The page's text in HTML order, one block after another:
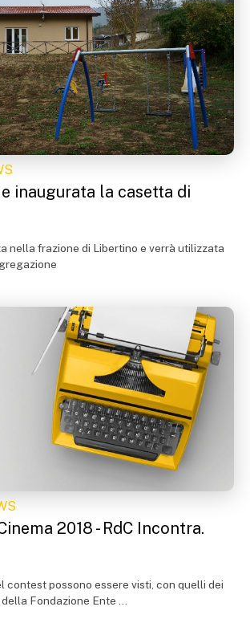
inaugurata la casetta di
nella frazione di Libertino e verrà utilizzata
2018 - RdC Incontra.
contest possono essere visti, con quelli dei
Fondazione Ente ...